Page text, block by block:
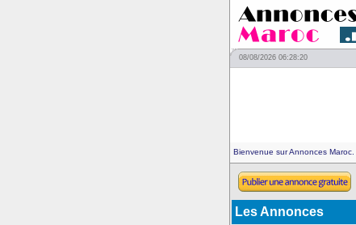
08/08/2026 06:28:20
Bienvenue sur Annonces Maroc.
Les Annonces